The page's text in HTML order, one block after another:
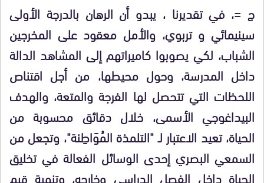
ج =، في تقديرنا ، يبدو أن الرهان بالدرجة الأولى
سينيمائي و تربوي، والأمل معقود على المخرجين
الشباب، لكي يصوبوا كاميراتهم إلى المشاهد الدالة
داخل المدرسة، وحول محيطها، من أجل اقتناص
اللحظات التي تتحصل لها الفرجة والمتعة، والهدف
البيداغوجي الأسمى، خلال دقائق محسوبة من
الحياة، تعيد الاعتبار لـ "التلمذة المُوَاطِنة"، وتجعل من
السمعي البصري إحدى الوسائل الفعالة في تخليق
الحياة داخل الفصل الدراسي وخارجه، وتنمية قيم